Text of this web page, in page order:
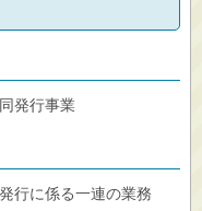
発行事業
行に係る一連の業務